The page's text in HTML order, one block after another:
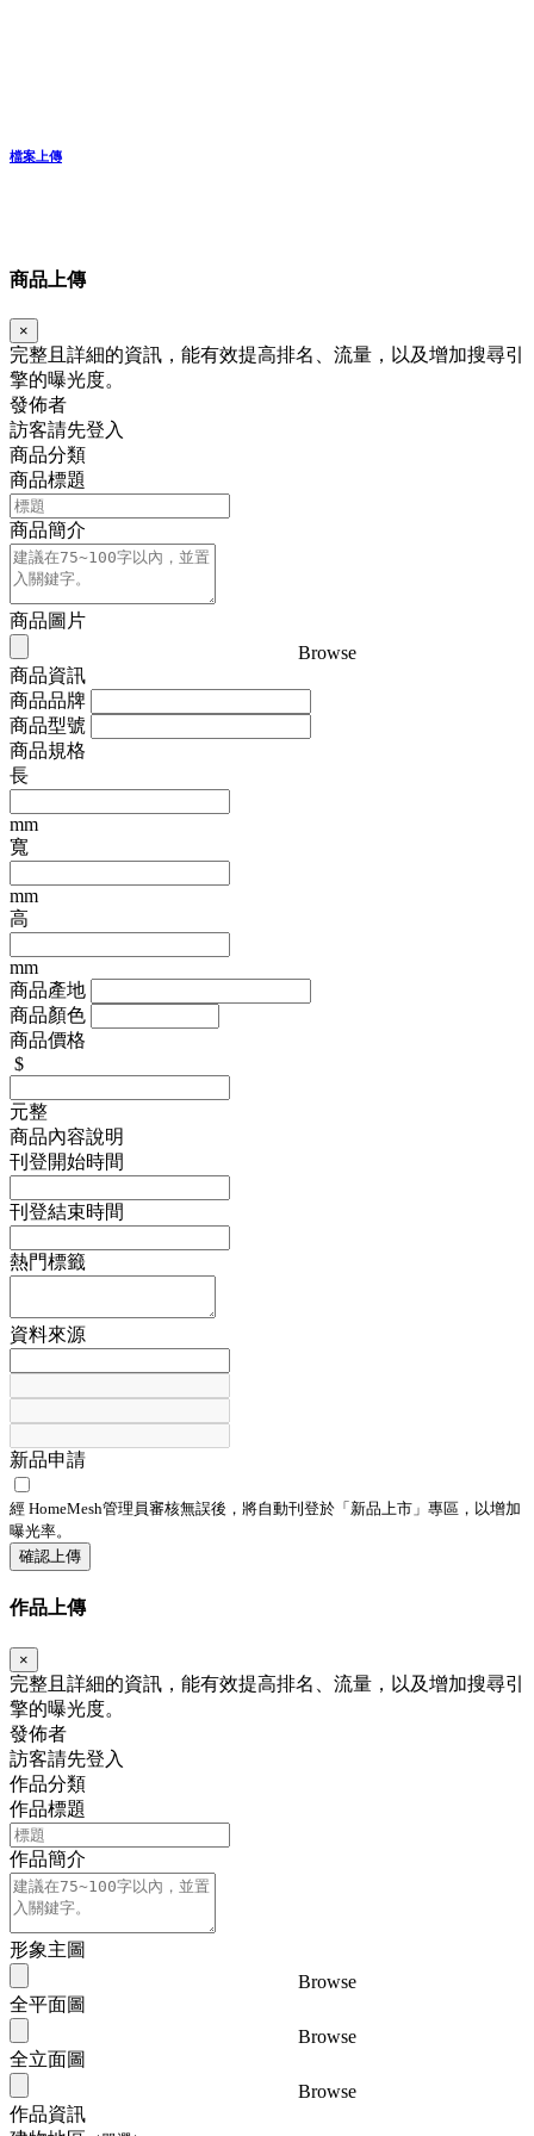
檔案上傳
商品上傳
×
完整且詳細的資訊，能有效提高排名、流量，以及增加搜尋引
擎的曝光度。
發佈者
訪客請先登入
商品分類
商品標題
商品簡介
商品圖片
Browse
商品資訊
商品品牌
商品型號
商品規格
長
mm
寬
mm
高
mm
商品產地
商品顏色
商品價格
$
元整
商品內容說明
刊登開始時間
刊登結束時間
熱門標籤
資料來源
新品申請
經 HomeMesh管理員審核無誤後，將自動刊登於「 新品上市 」專區，以增加
曝光率。
確認上傳
作品上傳
×
完整且詳細的資訊，能有效提高排名、流量，以及增加搜尋引
擎的曝光度。
發佈者
訪客請先登入
作品分類
作品標題
作品簡介
形象主圖
Browse
全平面圖
Browse
全立面圖
Browse
作品資訊